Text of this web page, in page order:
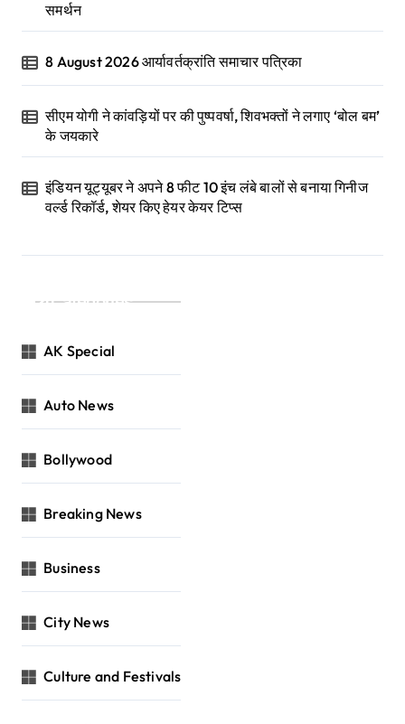
समर्थन
8 August 2026 आर्यावर्तक्रांति समाचार पत्रिका
सीएम योगी ने कांवड़ियों पर की पुष्पवर्षा, शिवभक्तों ने लगाए ‘बोल बम’
के जयकारे
इंडियन यूट्यूबर ने अपने 8 फीट 10 इंच लंबे बालों से बनाया गिनीज
वर्ल्ड रिकॉर्ड, शेयर किए हेयर केयर टिप्स
Categories
AK Special
Auto News
Bollywood
Breaking News
Business
City News
Culture and Festivals